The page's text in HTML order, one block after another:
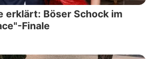
erklärt: Böser Schock im
Finale